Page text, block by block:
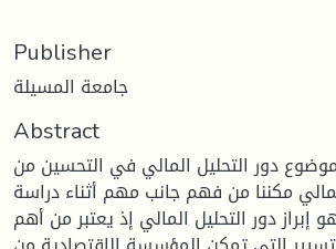
Publisher
جامعة المسيلة
Abstract
دور التحليل المالي في التحسين من
مكننا من فهم جانب مهم أثناء دراسة
إبراز دور التحليل المالي إذ يعتبر من أهم